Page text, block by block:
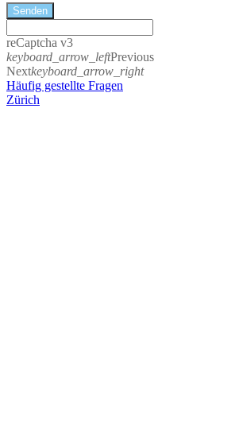
Senden
reCaptcha v3
keyboard_arrow_leftPrevious
Nextkeyboard_arrow_right
Häufig gestellte Fragen
Zürich